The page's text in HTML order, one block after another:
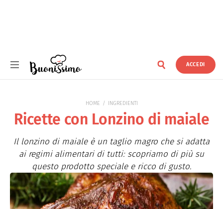
ACCEDI
HOME INGREDIENTI
Ricette con Lonzino di maiale
Il lonzino di maiale è un taglio magro che si adatta
ai regimi alimentari di tutti: scopriamo di più su
questo prodotto speciale e ricco di gusto.